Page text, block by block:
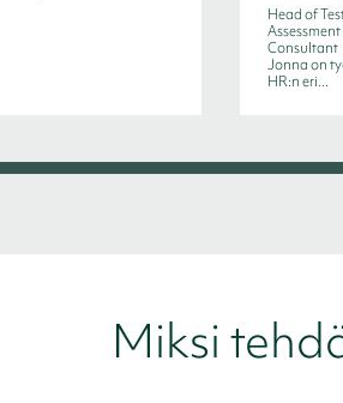
Head of
Consultant
Jonna on
HR:n eri...
Miksi